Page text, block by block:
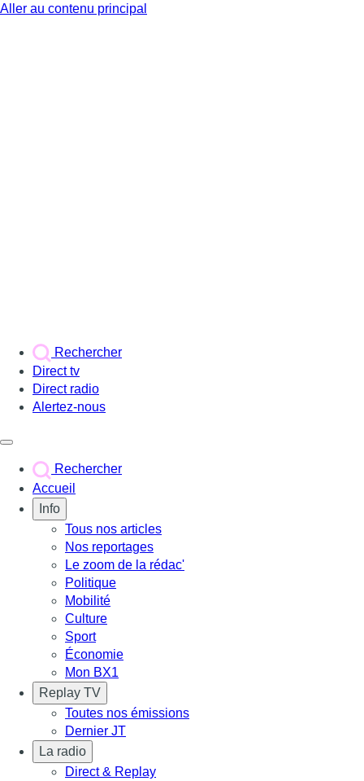
Aller au contenu principal
Rechercher
Direct tv
Direct radio
Alertez-nous
Rechercher
Accueil
Info
Tous nos articles
Nos reportages
Le zoom de la rédac'
Politique
Mobilité
Culture
Sport
Économie
Mon BX1
Replay TV
Toutes nos émissions
Dernier JT
La radio
Direct & Replay